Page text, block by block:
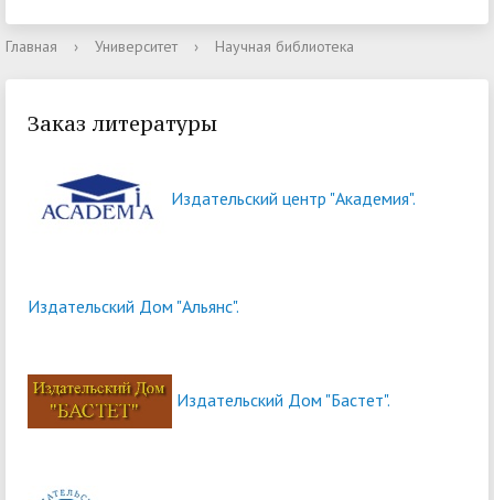
Главная › Университет › Научная библиотека
Заказ литературы
Издательский центр "Академия".
Издательский Дом "Альянс".
Издательский Дом "Бастет".